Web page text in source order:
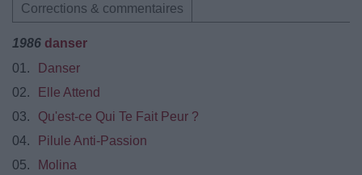
Corrections & commentaires
1986 danser
01.
Danser
02.
Elle Attend
03.
Qu'est-ce Qui Te Fait Peur ?
04.
Pilule Anti-Passion
05.
Molina